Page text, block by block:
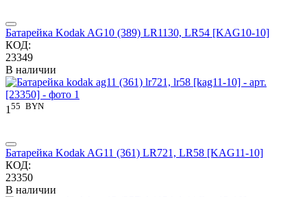
Батарейка Kodak AG10 (389) LR1130, LR54 [KAG10-10]
КОД:
23349
В наличии
1 55 BYN
Батарейка Kodak AG11 (361) LR721, LR58 [KAG11-10]
КОД:
23350
В наличии